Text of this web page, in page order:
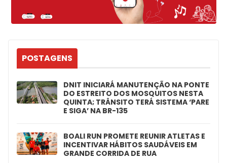
POSTAGENS
DNIT INICIARÁ MANUTENÇÃO NA PONTE
DO ESTREITO DOS MOSQUITOS NESTA
QUINTA; TRÂNSITO TERÁ SISTEMA ‘PARE
E SIGA’ NA BR-135
BOALI RUN PROMETE REUNIR ATLETAS E
INCENTIVAR HÁBITOS SAUDÁVEIS EM
GRANDE CORRIDA DE RUA